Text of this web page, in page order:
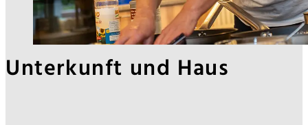
Unterkunft und Haus